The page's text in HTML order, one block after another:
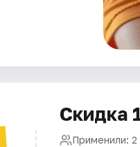
Скидка
Применили: 2